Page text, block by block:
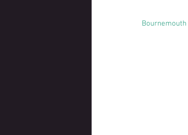
Bournemouth